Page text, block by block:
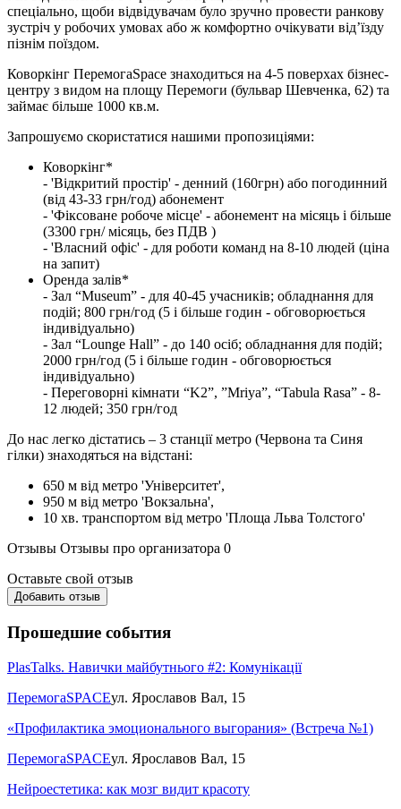
спеціально, щоби відвідувачам було зручно провести ранкову
зустріч у робочих умовах або ж комфортно очікувати від’їзду
пізнім поїздом.
Коворкінг ПеремогаSpace знаходиться на 4-5 поверхах бізнес-
центру з видом на площу Перемоги (бульвар Шевченка, 62) та
займає більше 1000 кв.м.
Запрошуємо скористатися нашими пропозиціями:
Коворкінг*
- 'Відкритий простір' - денний (160грн) або погодинний
(від 43-33 грн/год) абонемент
- 'Фіксоване робоче місце' - абонемент на місяць і більше
(3300 грн/ місяць, без ПДВ )
- 'Власний офіс' - для роботи команд на 8-10 людей (ціна
на запит)
Оренда залів*
- Зал “Museum” - для 40-45 учасників; обладнання для
подій; 800 грн/год (5 і більше годин - обговорюється
індивідуально)
- Зал “Lounge Hall” - до 140 осіб; обладнання для подій;
2000 грн/год (5 і більше годин - обговорюється
індивідуально)
- Переговорні кімнати “K2”, ”Mriya”, “Tabula Rasa” - 8-
12 людей; 350 грн/год
До нас легко дістатись – 3 станції метро (Червона та Синя
гілки) знаходяться на відстані:
650 м від метро 'Університет',
950 м від метро 'Вокзальна',
10 хв. транспортом від метро 'Площа Льва Толстого'
Отзывы Отзывы про организатора 0
Оставьте свой отзыв
Добавить отзыв
Прошедшие события
PlasTalks. Навички майбутнього #2: Комунікації
ПеремогаSPACEул. Ярославов Вал, 15
«Профилактика эмоционального выгорания» (Встреча №1)
ПеремогаSPACEул. Ярославов Вал, 15
Нейроестетика: как мозг видит красоту